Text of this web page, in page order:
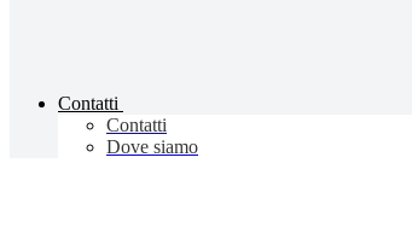
Contatti
Contatti
Dove siamo